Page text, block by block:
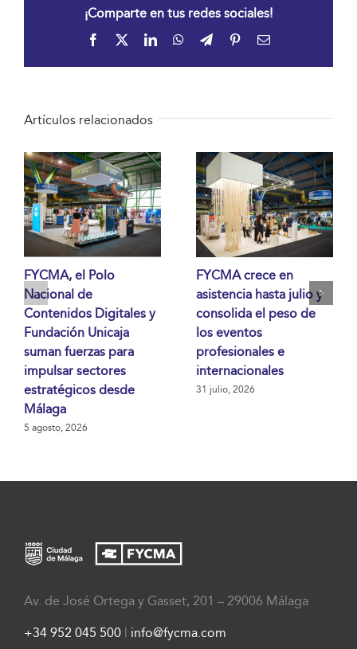
¡Comparte en tus redes sociales!
Facebook LinkedInWhatsApp
TelegramPinterestCorreo
Artículos relacionados
FYCMA, el Polo
Nacional de
Contenidos Digitales y
Fundación Unicaja
suman fuerzas para
impulsar sectores
estratégicos desde
Málaga
5 agosto, 2026
FYCMA crece en
asistencia hasta julio y
consolida el peso de
los eventos
profesionales e
internacionales
31 julio, 2026
Av. de José Ortega y Gasset, 201 – 29006 Málaga
+34 952 045 500 | info@fycma.com